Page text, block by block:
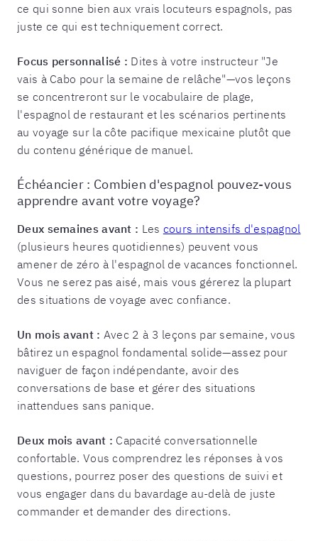
ce qui sonne bien aux vrais locuteurs espagnols, pas
juste ce qui est techniquement correct.
Focus personnalisé : Dites à votre instructeur "Je
vais à Cabo pour la semaine de relâche"—vos leçons
se concentreront sur le vocabulaire de plage,
l'espagnol de restaurant et les scénarios pertinents
au voyage sur la côte pacifique mexicaine plutôt que
du contenu générique de manuel.
Échéancier : Combien d'espagnol pouvez-vous
apprendre avant votre voyage?
Deux semaines avant : Les cours intensifs d'espagnol
(plusieurs heures quotidiennes) peuvent vous
amener de zéro à l'espagnol de vacances fonctionnel.
Vous ne serez pas aisé, mais vous gérerez la plupart
des situations de voyage avec confiance.
Un mois avant : Avec 2 à 3 leçons par semaine, vous
bâtirez un espagnol fondamental solide—assez pour
naviguer de façon indépendante, avoir des
conversations de base et gérer des situations
inattendues sans panique.
Deux mois avant : Capacité conversationnelle
confortable. Vous comprendrez les réponses à vos
questions, pourrez poser des questions de suivi et
vous engager dans du bavardage au-delà de juste
commander et demander des directions.